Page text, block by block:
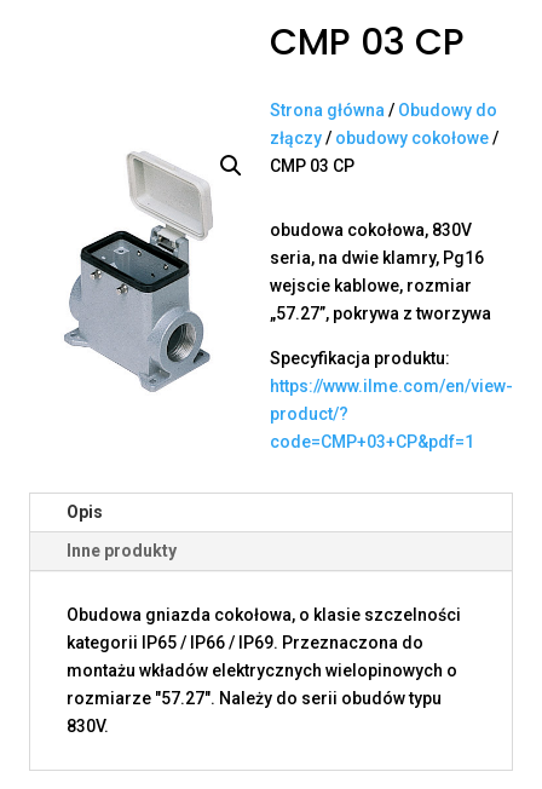
CMP 03 CP
Strona główna / Obudowy do
złączy/ obudowy cokołowe/
CMP 03 CP
obudowa cokołowa, 830V
seria, na dwie klamry, Pg16
wejscie kablowe, rozmiar
„57.27”, pokrywa z tworzywa
Specyfikacja produktu:
https://www.ilme.com/en/view-
product/?
code=CMP+03+CP&pdf=1
Opis
Inne produkty
Obudowa gniazda cokołowa, o klasie szczelności
kategorii IP65 / IP66 / IP69. Przeznaczona do
montażu wkładów elektrycznych wielopinowych o
rozmiarze "57.27". Należy do serii obudów typu
830V.